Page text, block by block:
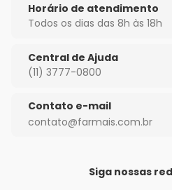
Horário de atendimento
Todos os dias das 8h às 18h
Central de Ajuda
(11) 3777-0800
Contato e-mail
contato@farmais.com.br
Siga nossas